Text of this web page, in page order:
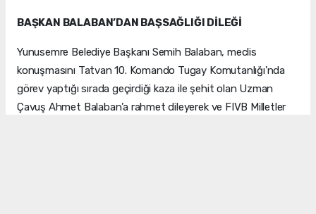
BAŞKAN BALABAN’DAN BAŞSAĞLIĞI DİLEĞİ
Yunusemre Belediye Başkanı Semih Balaban, meclis
konuşmasını Tatvan 10. Komando Tugay Komutanlığı'nda
görev yaptığı sırada geçirdiği kaza ile şehit olan Uzman
Çavuş Ahmet Balaban’a rahmet dileyerek ve FIVB Milletler